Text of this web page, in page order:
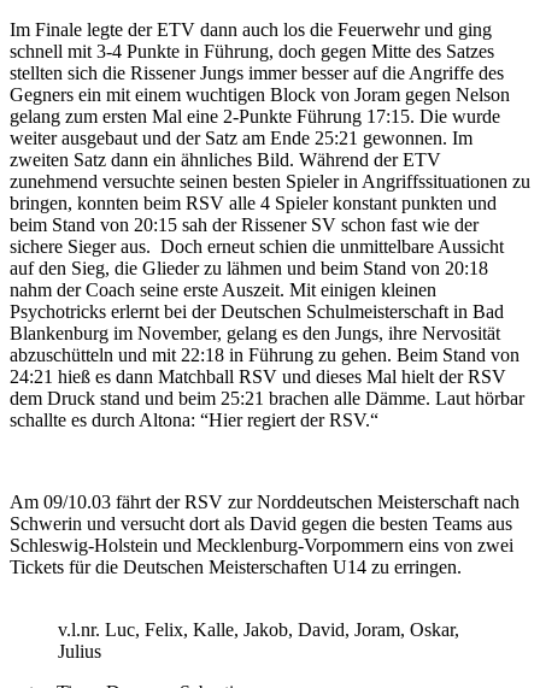
Im Finale legte der ETV dann auch los die Feuerwehr und ging
schnell mit 3-4 Punkte in Führung, doch gegen Mitte des Satzes
stellten sich die Rissener Jungs immer besser auf die Angriffe des
Gegners ein mit einem wuchtigen Block von Joram gegen Nelson
gelang zum ersten Mal eine 2-Punkte Führung 17:15. Die wurde
weiter ausgebaut und der Satz am Ende 25:21 gewonnen. Im
zweiten Satz dann ein ähnliches Bild. Während der ETV
zunehmend versuchte seinen besten Spieler in Angriffssituationen zu
bringen, konnten beim RSV alle 4 Spieler konstant punkten und
beim Stand von 20:15 sah der Rissener SV schon fast wie der
sichere Sieger aus. Doch erneut schien die unmittelbare Aussicht
auf den Sieg, die Glieder zu lähmen und beim Stand von 20:18
nahm der Coach seine erste Auszeit. Mit einigen kleinen
Psychotricks erlernt bei der Deutschen Schulmeisterschaft in Bad
Blankenburg im November, gelang es den Jungs, ihre Nervosität
abzuschütteln und mit 22:18 in Führung zu gehen. Beim Stand von
24:21 hieß es dann Matchball RSV und dieses Mal hielt der RSV
dem Druck stand und beim 25:21 brachen alle Dämme. Laut hörbar
schallte es durch Altona: “Hier regiert der RSV.“
Am 09/10.03 fährt der RSV zur Norddeutschen Meisterschaft nach
Schwerin und versucht dort als David gegen die besten Teams aus
Schleswig-Holstein und Mecklenburg-Vorpommern eins von zwei
Tickets für die Deutschen Meisterschaften U14 zu erringen.
v.l.nr. Luc, Felix, Kalle, Jakob, David, Joram, Oskar,
Julius